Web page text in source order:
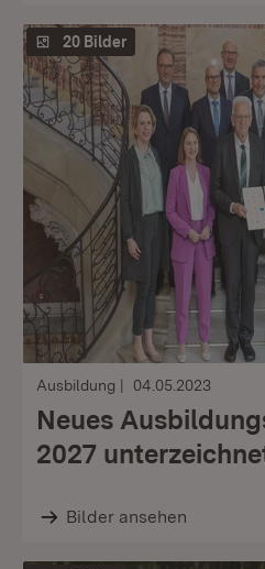
20 Bilder
Ausbildung 04.05.2023
Neues
2027
Bilder ansehen